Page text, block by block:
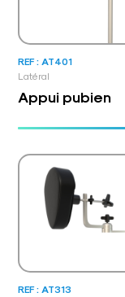
Latéral
REF : AT401
Appui pubien
REF : AT313